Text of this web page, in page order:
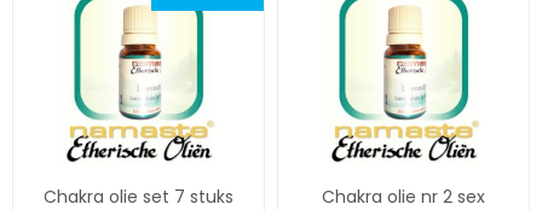
Chakra olie set 7 stuks
Chakra olie nr 2 sex